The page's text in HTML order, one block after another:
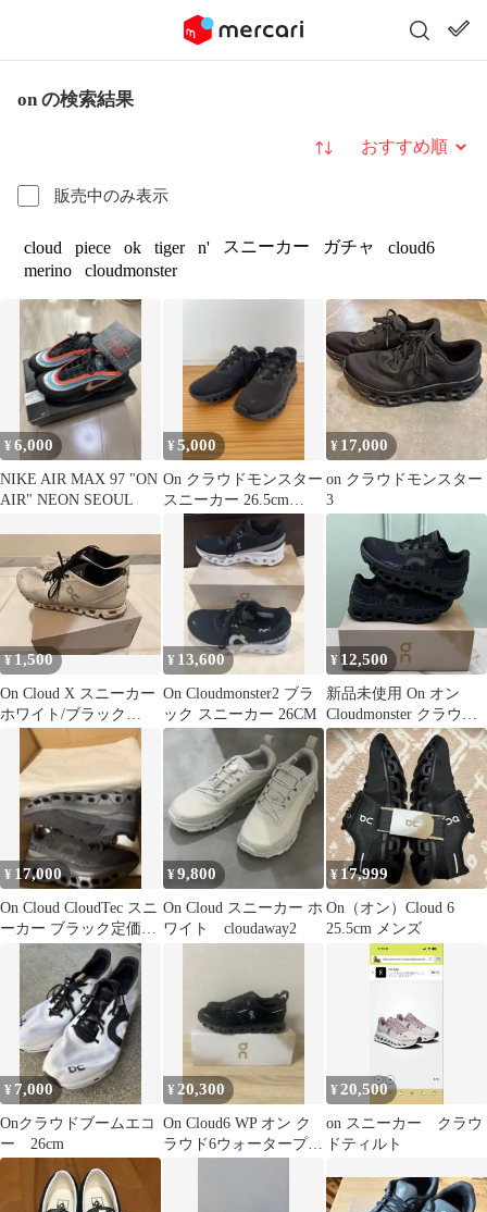
on の検索結果
販売中のみ表示
並び替え
cloud piece ok tiger n' スニーカー ガチャ
cloud6
merino
cloudmonster
¥6,000
NIKE AIR MAX 97 "ON
AIR" NEON SEOUL
¥5,000
On クラウドモンスター
スニーカー 26.5cm
Black
¥ 17,000
on クラウドモンスター
3
¥1,500
On Cloud X スニーカー
ホワイト/ブラック
【26.0cm】
¥ 13,600
On Cloudmonster2 ブラ
ック スニーカー 26CM
¥12,500
新品未使用 On オン
Cloudmonster クラウド
モンスター メンズ スニ
ーカー 箱付
¥ 17,000
On Cloud CloudTec スニ
ーカー ブラック定価
23100円
¥9,800
On Cloud スニーカー ホ
ワイト cloudaway2
¥ 17,999
On（オン）Cloud 6
25.5cm メンズ
¥ 7,000
Onクラウドブームエコ
ー 26cm
¥ 20,300
On Cloud6 WP オン ク
ラウド6ウォータープル
¥ 20,500
on スニーカー クラウ
ドティルト